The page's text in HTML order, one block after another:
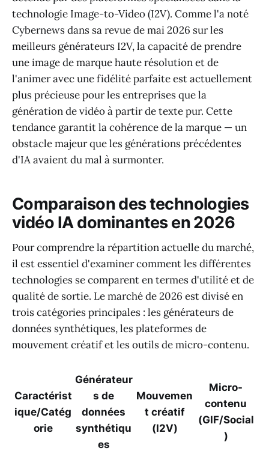
technologie Image-to-Video (I2V). Comme l'a noté
Cybernews dans sa revue de mai 2026 sur les
meilleurs générateurs I2V, la capacité de prendre
une image de marque haute résolution et de
l'animer avec une fidélité parfaite est actuellement
plus précieuse pour les entreprises que la
génération de vidéo à partir de texte pur. Cette
tendance garantit la cohérence de la marque — un
obstacle majeur que les générations précédentes
d'IA avaient du mal à surmonter.
Comparaison des technologies
vidéo IA dominantes en 2026
Pour comprendre la répartition actuelle du marché,
il est essentiel d'examiner comment les différentes
technologies se comparent en termes d'utilité et de
qualité de sortie. Le marché de 2026 est divisé en
trois catégories principales : les générateurs de
données synthétiques, les plateformes de
mouvement créatif et les outils de micro-contenu.
Caractérist
ique/Catég
orie
Générateur
s de
données
synthétiqu
es
Mouvemen
t créatif
(I2V)
Micro-
contenu
(GIF/Social
)